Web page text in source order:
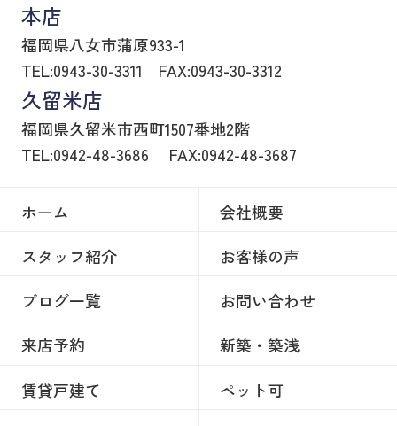
本店
福岡県八女市蒲原933-1
TEL:0943-30-3311
FAX:0943-30-3312
久留米店
福岡県久留米市西町1507番地2階
TEL:0942-48-3686
FAX:0942-48-3687
ホーム
会社概要
スタッフ紹介
お客様の声
ブログ一覧
お問い合わせ
来店予約
新築・築浅
賃貸戸建て
ペット可